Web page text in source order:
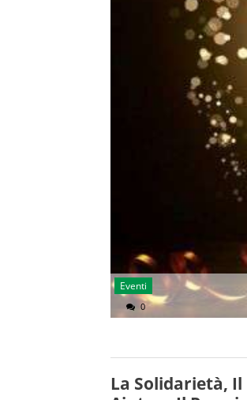
Eventi
0
La Solidarietà,